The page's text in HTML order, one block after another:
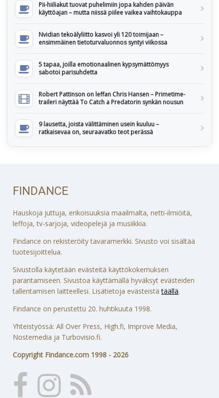
Pii-hiiliakut tuovat puhelimiin jopa kahden päivän
käyttöajan – mutta niissä piilee vaikea vaihtokauppa
Nvidian tekoälyliitto kasvoi yli 120 toimijaan –
ensimmäinen tietoturvaluonnos syntyi viikossa
5 tapaa, joilla emotionaalinen kypsymättömyys
sabotoi parisuhdetta
Robert Pattinson on leffan Chris Hansen – Primetime-
traileri näyttää To Catch a Predatorin synkän nousun
9 lausetta, joista välittäminen usein kuuluu –
ratkaisevaa on, seuraavatko teot perässä
FINDANCE
Hauskoja juttuja, erikoisuuksia maailmalta, netti-ilmiöitä,
leffoja, tv-sarjoja, videopelejä ja musiikkia.
Findance on rekisteröity tavaramerkki. Sivusto voi sisältää
tuotesijoittelua.
Sivustolla käytetään evästeitä käyttökokemuksen
parantamiseen. Sivustoa käyttämällä hyväksyt evästeiden
tallentamisen laitteellesi. Lisätietoja evästeistätäällä.
Findance on perustettu 20. huhtikuuta 1998.
Yhteistyössä: All Over Press, High.fi, Improve Media,
Nostemedia ja Turbovisio.fi.
Copyright Findance.com 1998 - 2026